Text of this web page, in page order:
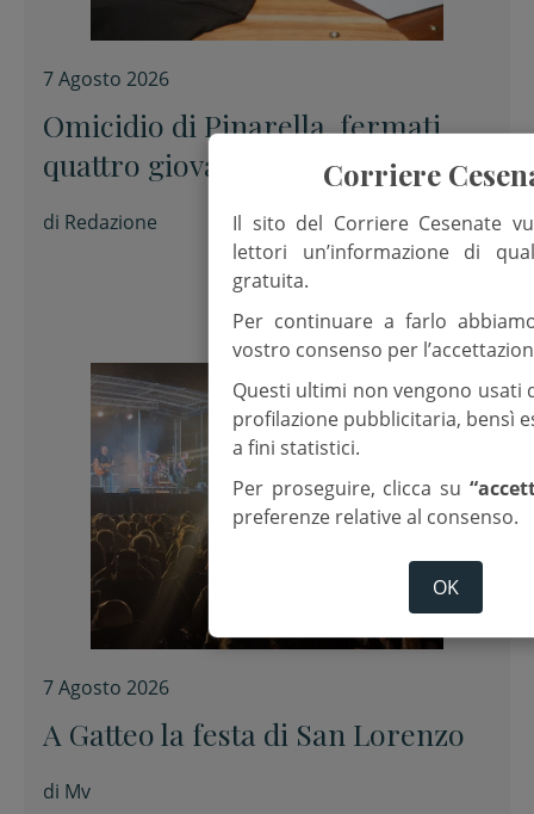
7 Agosto 2026
Omicidio di Pinarella, fermati
quattro giovani per la morte di
di Redazione
7 Agosto 2026
A Gatteo la festa di San Lorenzo
di Mv
Corriere
Il sito del Corriere Cesenate
lettori un’informazione di
gratuita.
Per continuare a farlo
vostro consenso per
Questi ultimi non vengono usati
profilazione pubblicitaria, bensì
a fini statistici.
Per proseguire, clicca su
preferenze relative al consenso.
OK